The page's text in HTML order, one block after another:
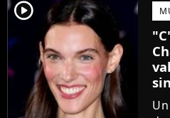
la
vu
player2